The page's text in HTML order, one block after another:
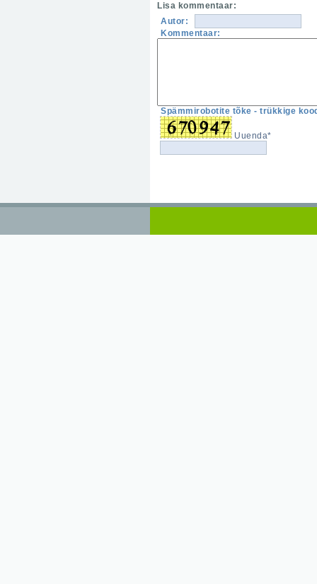
Lisa kommentaar:
Autor:
Kommentaar:
Spämmirobotite tõke - trükkige
Uuenda*